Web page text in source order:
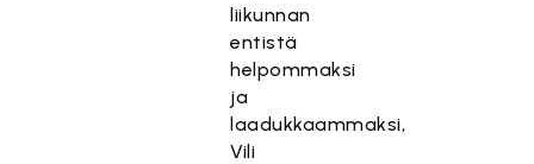
liikunnan
entistä
helpommaksi
ja
laadukkaammaksi,
Vili